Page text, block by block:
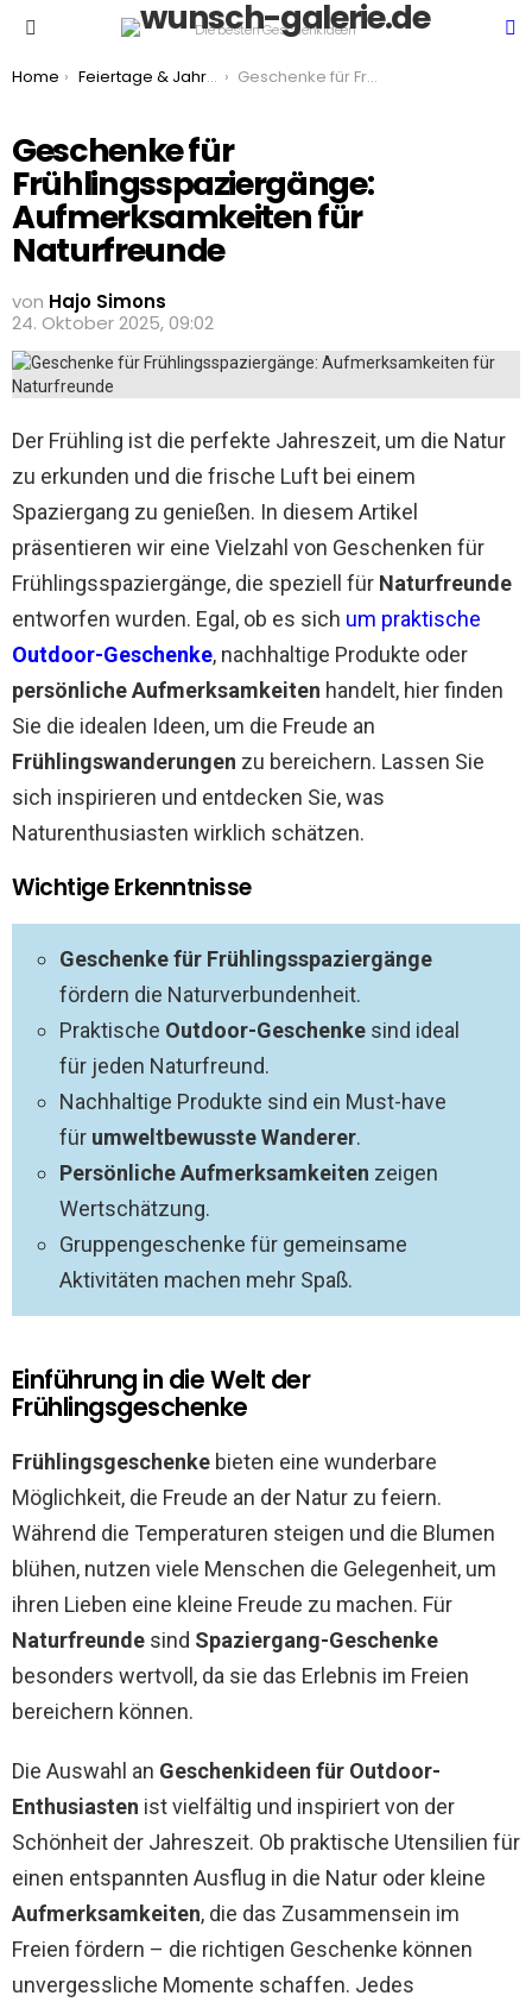
Die besten Geschenkideen
You are here:
Home Feiertage & Jahreszeiten Geschenke für Frühlingsspaziergänge: Aufmerksamkeiten für Naturfreunde
Geschenke für
Frühlingsspaziergänge:
Aufmerksamkeiten für
Naturfreunde
von Hajo Simons
24. Oktober 2025, 09:02
Der Frühling ist die perfekte Jahreszeit, um die Natur
zu erkunden und die frische Luft bei einem
Spaziergang zu genießen. In diesem Artikel
präsentieren wir eine Vielzahl von Geschenken für
Frühlingsspaziergänge, die speziell für Naturfreunde
entworfen wurden. Egal, ob es sich um praktische
Outdoor-Geschenke, nachhaltige Produkte oder
persönliche Aufmerksamkeiten handelt, hier finden
Sie die idealen Ideen, um die Freude an
Frühlingswanderungen zu bereichern. Lassen Sie
sich inspirieren und entdecken Sie, was
Naturenthusiasten wirklich schätzen.
Wichtige Erkenntnisse
Geschenke für Frühlingsspaziergänge
fördern die Naturverbundenheit.
Praktische Outdoor-Geschenke sind ideal
für jeden Naturfreund.
Nachhaltige Produkte sind ein Must-have
für umweltbewusste Wanderer.
Persönliche Aufmerksamkeiten zeigen
Wertschätzung.
Gruppengeschenke für gemeinsame
Aktivitäten machen mehr Spaß.
Einführung in die Welt der
Frühlingsgeschenke
Frühlingsgeschenke bieten eine wunderbare
Möglichkeit, die Freude an der Natur zu feiern.
Während die Temperaturen steigen und die Blumen
blühen, nutzen viele Menschen die Gelegenheit, um
ihren Lieben eine kleine Freude zu machen. Für
Naturfreunde sind Spaziergang-Geschenke
besonders wertvoll, da sie das Erlebnis im Freien
bereichern können.
Die Auswahl an Geschenkideen für Outdoor-
Enthusiasten ist vielfältig und inspiriert von der
Schönheit der Jahreszeit. Ob praktische Utensilien für
einen entspannten Ausflug in die Natur oder kleine
Aufmerksamkeiten, die das Zusammensein im
Freien fördern – die richtigen Geschenke können
unvergessliche Momente schaffen. Jedes